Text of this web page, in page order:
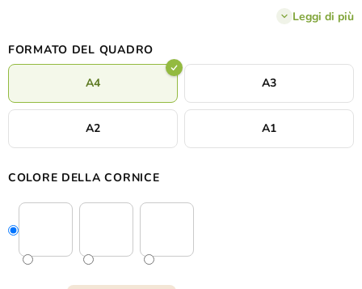
sfondo strutturato crea un effetto visivo equilibrato, pieno di
eleganza e tranquillità. È il complemento ideale per un interno
armoniosa.
Leggi di più
FORMATO DEL QUADRO
A4 A3
A2 A1
COLORE DELLA CORNICE